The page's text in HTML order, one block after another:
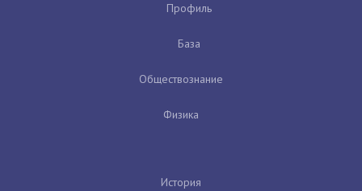
Профиль
База
Обществознание
Физика
История